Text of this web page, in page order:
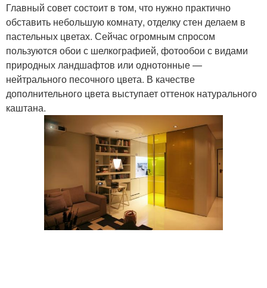
Главный совет состоит в том, что нужно практично
обставить небольшую комнату, отделку стен делаем в
пастельных цветах. Сейчас огромным спросом
пользуются обои с шелкографией, фотообои с видами
природных ландшафтов или однотонные —
нейтрального песочного цвета. В качестве
дополнительного цвета выступает оттенок натурального
каштана.